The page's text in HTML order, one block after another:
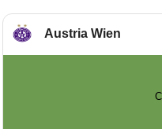
Austria Wien